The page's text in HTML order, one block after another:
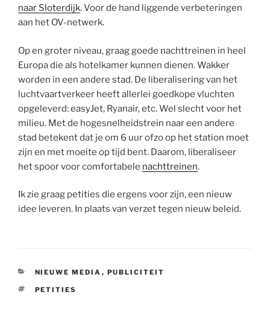
naar Sloterdijk. Voor de hand liggende verbeteringen
aan het OV-netwerk.
Op en groter niveau, graag goede nachttreinen in heel
Europa die als hotelkamer kunnen dienen. Wakker
worden in een andere stad. De liberalisering van het
luchtvaartverkeer heeft allerlei goedkope vluchten
opgeleverd: easyJet, Ryanair, etc. Wel slecht voor het
milieu. Met de hogesnelheidstrein naar een andere
stad betekent dat je om 6 uur ofzo op het station moet
zijn en met moeite op tijd bent. Daarom, liberaliseer
het spoor voor comfortabele nachttreinen.
Ik zie graag petities die ergens voor zijn, een nieuw
idee leveren. In plaats van verzet tegen nieuw beleid.
CATEGORIEËN
NIEUWE MEDIA , PUBLICITEIT
TAGS
PETITIES